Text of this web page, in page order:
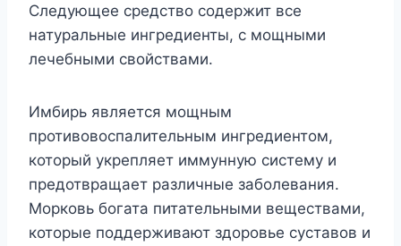
Следующее средство содержит все
натуральные ингредиенты, с мощными
лечебными свойствами.
Имбирь является мощным
противовоспалительным ингредиентом,
который укрепляет иммунную систему и
предотвращает различные заболевания.
Морковь богата питательными веществами,
которые поддерживают здоровье суставов и